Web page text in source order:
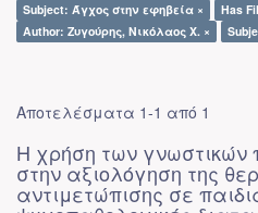
Subject: Άγχος στην εφηβεία ×
Has
Author: Ζυγούρης, Νικόλαος Χ. ×
Αποτελέσματα 1-1 από 1
Η χρήση των γνωστικών
στην αξιολόγηση της
αντιμετώπισης σε